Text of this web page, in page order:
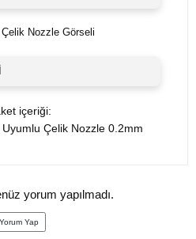
içeriği:
Çelik Nozzle 0.2mm
yorum yapılmadı.
Yorum Yap